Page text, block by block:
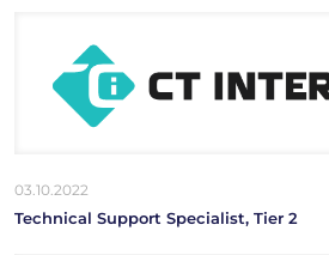
03.10.2022
Technical Support Specialist, Tier 2